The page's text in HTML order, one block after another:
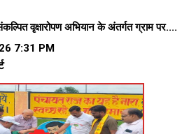
वृक्षारोपण अभियान के अंतर्गत ग्राम पर....
7:31 PM